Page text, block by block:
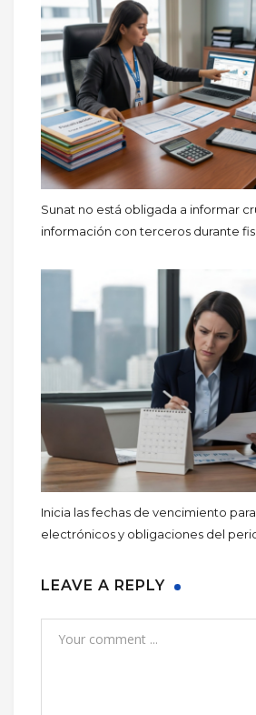
Sunat no está obligada a informar
información con terceros durante
Inicia las fechas de vencimiento
electrónicos y obligaciones del
LEAVE A REPLY